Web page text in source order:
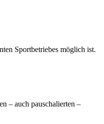
Sportbetriebes möglich ist.
– auch pauschalierten –